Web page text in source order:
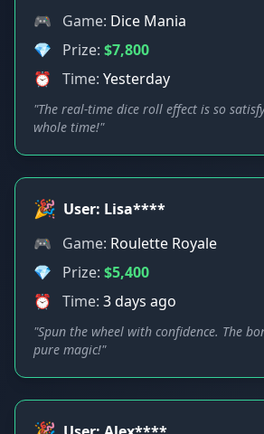
🎮
Game: Dice Mania
💎
Prize: $7,800
⏰
Time: Yesterday
"The real-time dice roll effect is so
whole time!"
🎉 User: Lisa****
🎮
Game: Roulette Royale
💎
Prize: $5,400
⏰
Time: 3 days ago
"Spun the wheel with confidence. The
pure magic!"